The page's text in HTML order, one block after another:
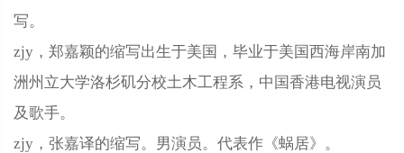
写。
zjy，郑嘉颖的缩写出生于美国，毕业于美国西海岸南加
洲州立大学洛杉矶分校土木工程系，中国香港电视演员
及歌手。
zjy，张嘉译的缩写。男演员。代表作《蜗居》。